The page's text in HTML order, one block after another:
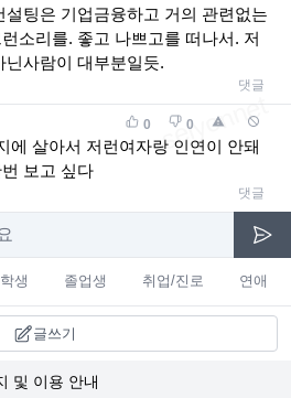
설팅은 기업금융하고 거의 관련없는
소리를. 좋고 나쁘고를 떠나서. 저
닌사람이 대부분일듯.
댓글
0 0
에 살아서 저런여자랑 인연이 안돼
보고 싶다
댓글
생 졸업생 취업/진로 연애
글쓰기
및 이용 안내